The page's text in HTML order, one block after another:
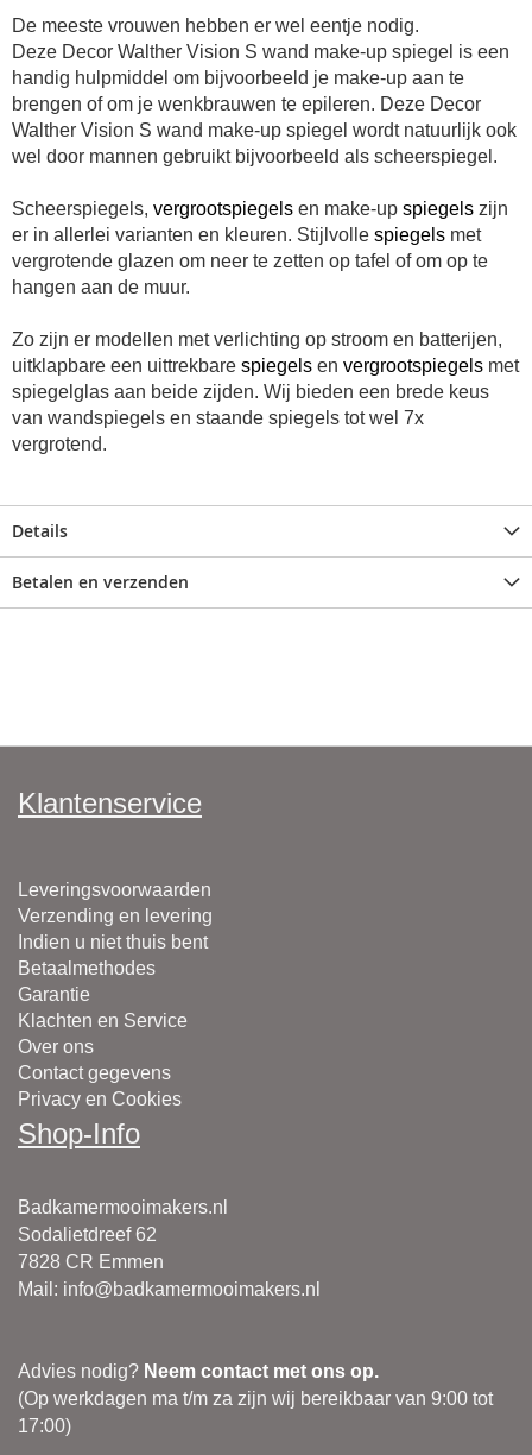
De meeste vrouwen hebben er wel eentje nodig.
Deze Decor Walther Vision S wand make-up spiegel is een
handig hulpmiddel om bijvoorbeeld je make-up aan te
brengen of om je wenkbrauwen te epileren. Deze Decor
Walther Vision S wand make-up spiegel wordt natuurlijk ook
wel door mannen gebruikt bijvoorbeeld als scheerspiegel.
Scheerspiegels, vergrootspiegels en make-up spiegels zijn
er in allerlei varianten en kleuren. Stijlvolle spiegels met
vergrotende glazen om neer te zetten op tafel of om op te
hangen aan de muur.
Zo zijn er modellen met verlichting op stroom en batterijen,
uitklapbare een uittrekbare spiegels en vergrootspiegels met
spiegelglas aan beide zijden. Wij bieden een brede keus
van wandspiegels en staande spiegels tot wel 7x
vergrotend.
Details
Betalen en verzenden
Klantenservice
Leveringsvoorwaarden
Verzending en levering
Indien u niet thuis bent
Betaalmethodes
Garantie
Klachten en Service
Over ons
Contact gegevens
Privacy en Cookies
Shop-Info
Badkamermooimakers.nl
Sodalietdreef 62
7828 CR Emmen
Mail : info@badkamermooimakers.nl
Advies nodig? Neem contact met ons op.
(Op werkdagen ma t/m za zijn wij bereikbaar van 9:00 tot
17:00)